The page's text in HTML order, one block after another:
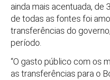
ainda mais acentuada, de
de todas as fontes foi
transferências do
período.
“O gasto público com os
as transferências para o